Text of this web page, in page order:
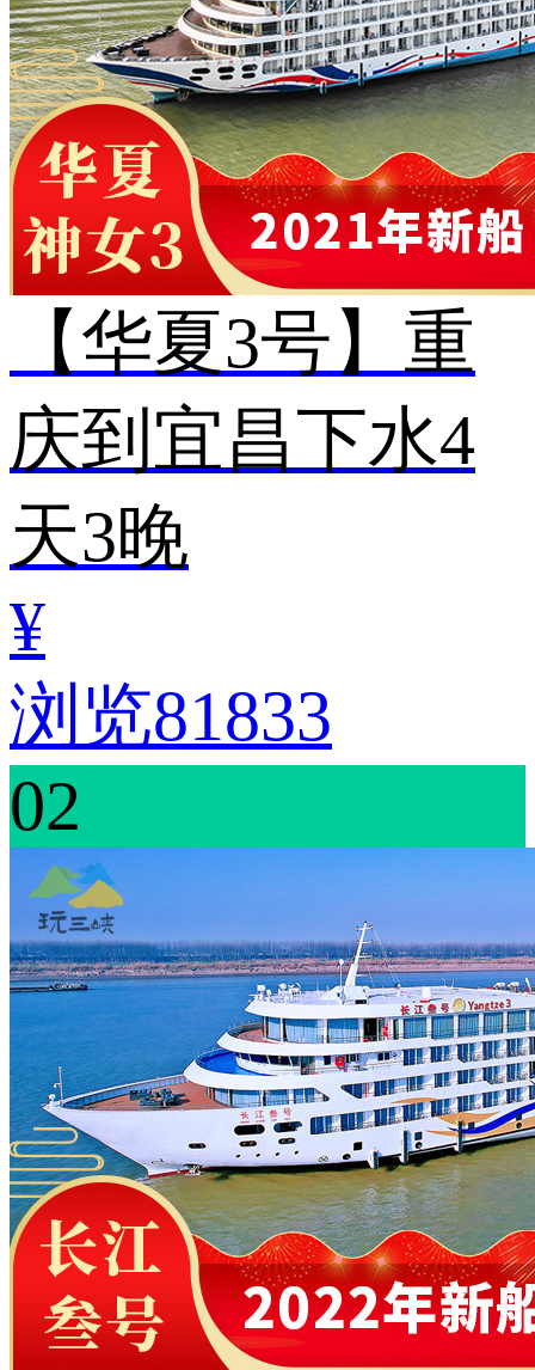
【华夏3号】重
庆到宜昌下水4
天3晚
¥
浏览81833
02